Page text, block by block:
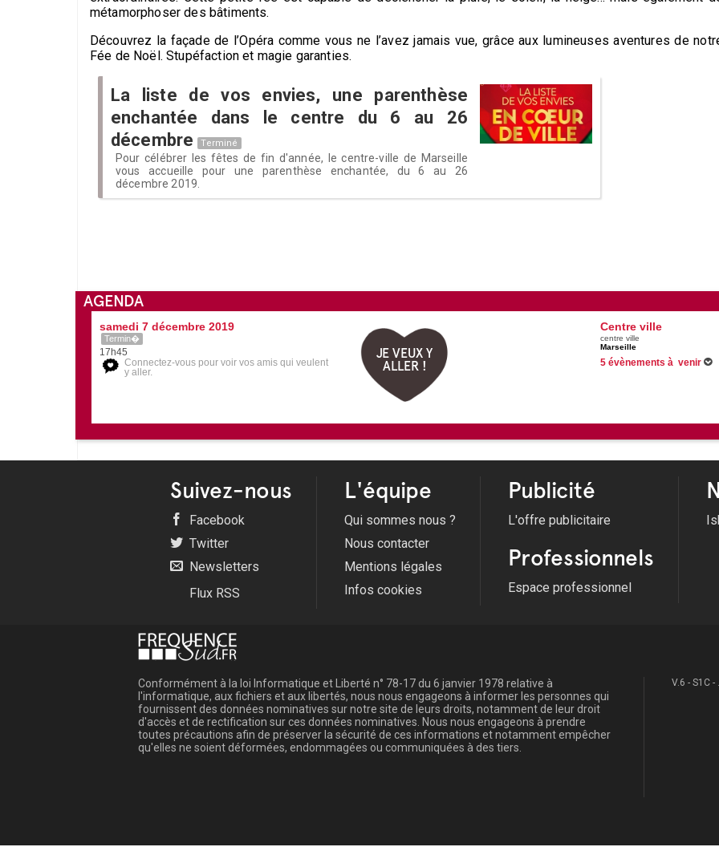
métamorphoser des bâtiments.
Découvrez la façade de l’Opéra comme vous ne l’avez jamais vue, grâce aux lumineuses aventures de
Fée de Noël. Stupéfaction et magie garanties.
La liste de vos envies, une parenthèse
enchantée dans le centre du 6 au 26
décembre
Terminé
Pour célébrer les fêtes de fin d'année, le centre-ville de Marseille
vous accueille pour une parenthèse enchantée, du 6 au 26
décembre 2019.
AGENDA
samedi 7 décembre 2019
Termin�
17h45
Connectez-vous pour voir vos amis qui veulent
y aller.
JE VEUX Y
ALLER !
Centre ville
centre ville
Marseille
5 évènements à venir
Suivez-nous
Facebook
Twitter
Newsletters
Flux RSS
L'équipe
Qui sommes nous ?
Nous contacter
Mentions légales
Infos cookies
Publicité
L'offre publicitaire
Professionnels
Espace professionnel
Conformément à la loi Informatique et Liberté n° 78-17 du 6 janvier 1978 relative à
l'informatique, aux fichiers et aux libertés, nous nous engageons à informer les personnes qui
fournissent des données nominatives sur notre site de leurs droits, notamment de leur droit
d'accès et de rectification sur ces données nominatives. Nous nous engageons à prendre
toutes précautions afin de préserver la sécurité de ces informations et notamment empêcher
qu'elles ne soient déformées, endommagées ou communiquées à des tiers.
V.6 - S1C